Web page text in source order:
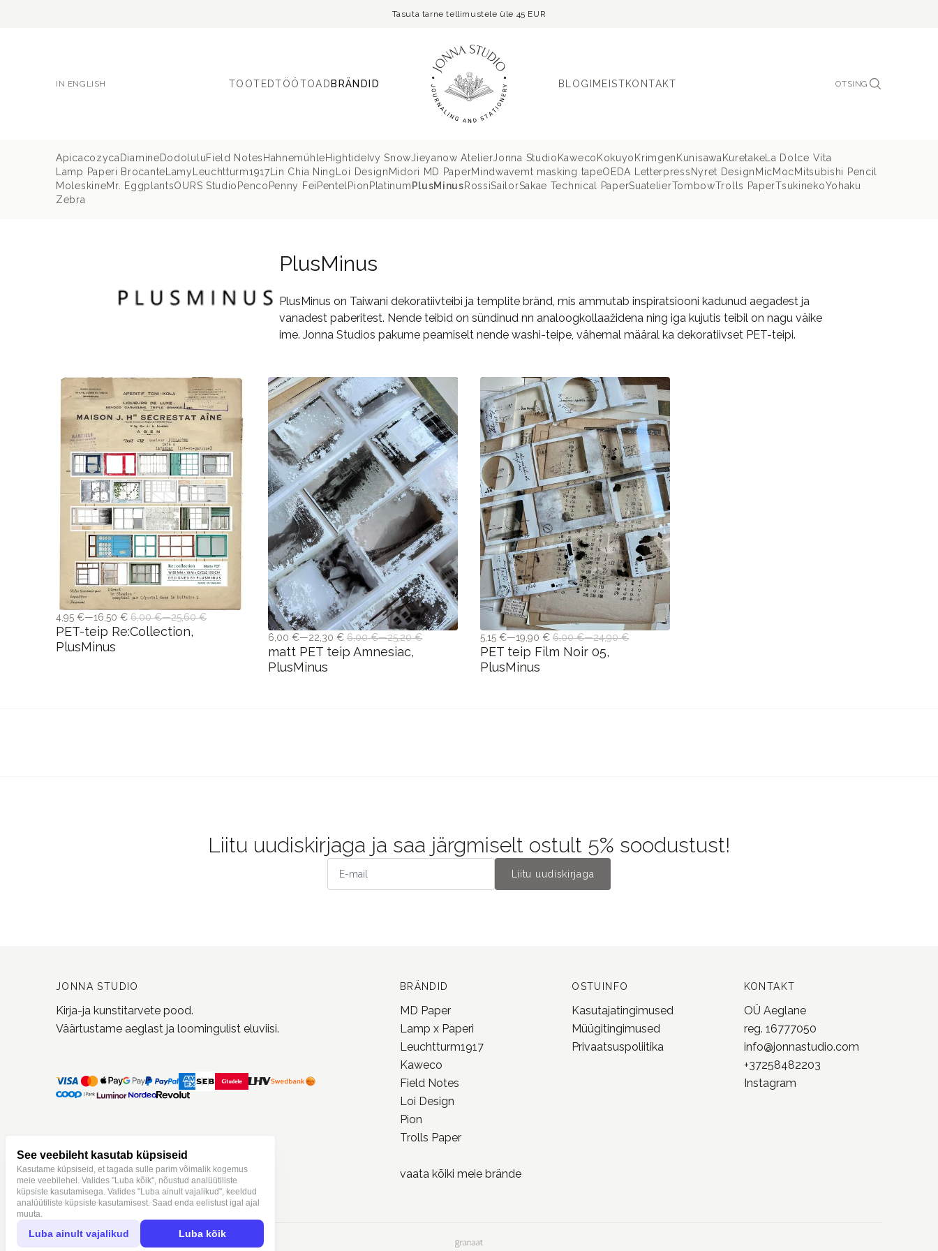
Tasuta tarne tellimustele üle 45 EUR
IN ENGLISH TOOTEDTÖÖTOAD BRÄNDID BLOGI MEISTKONTAKT OTSING
Apicacozyca DiamineDodoluluField Notes HahnemühleHightide Ivy SnowJieyanow AtelierJonna Studio Kaweco Kokuyo Krimgen Kunisawa Kuretake La Dolce Vita
Lamp Paperi Brocante Lamy Leuchtturm1917 Lin Chia Ning Loi Design Midori MD PaperMindwavemt masking tapeOEDA Letterpress Nyret Design MicMocMitsubishi Pencil
MoleskineMr. EggplantsOURS Studio Penco Penny Fei Pentel Pion Platinum PlusMinusRossiSailorSakae Technical PaperSuatelierTombowTrolls PaperTsukinekoYohaku
Zebra
PlusMinus
PlusMinus on Taiwani dekoratiivteibi ja templite bränd, mis ammutab inspiratsiooni kadunud aegadest ja
vanadest paberitest. Nende teibid on sündinud nn analoogkollaažidena ning iga kujutis teibil on nagu väike
ime. Jonna Studios pakume peamiselt nende washi-teipe, vähemal määral ka dekoratiivset PET-teipi.
4,95 €—16,50 € 6,00 €—25,60 €
PET-teip Re:Collection,
PlusMinus
6,00 €—22,30 € 6,00 €—25,20 €
matt PET teip Amnesiac,
PlusMinus
5,15 €—19,90 € 6,00 €—24,90 €
PET teip Film Noir 05,
PlusMinus
Liitu uudiskirjaga ja saa järgmiselt ostult 5% soodustust!
Liitu uudiskirjaga
JONNA STUDIO
Kirja-ja kunstitarvete pood.
Väärtustame aeglast ja loomingulist eluviisi.
BRÄNDID
MD Paper
Lamp x Paperi
Leuchtturm1917
Kaweco
Field Notes
Loi Design
Pion
Trolls Paper
vaata kõiki meiebrände
OSTUINFO
Kasutajatingimused
Müügitingimused
Privaatsuspoliitika
KONTAKT
OÜ Aeglane
reg. 16777050
info@jonnastudio.com
+37258482203
Instagram
See veebileht kasutab küpsiseid
Kasutame küpsiseid, et tagada sulle parim võimalik kogemus
meie veebilehel. Valides "Luba kõik", nõustud analüütiliste
küpsiste kasutamisega. Valides "Luba ainult vajalikud", keeldud
analüütiliste küpsiste kasutamisest. Saad enda eelistust igal ajal
muuta.
Luba ainult vajalikud Luba kõik